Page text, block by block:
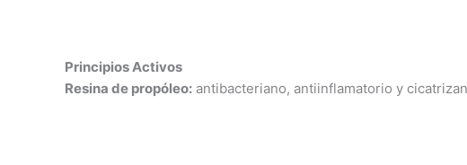
Principios Activos
Resina de propóleo: antibacteriano, antiinflamatorio y